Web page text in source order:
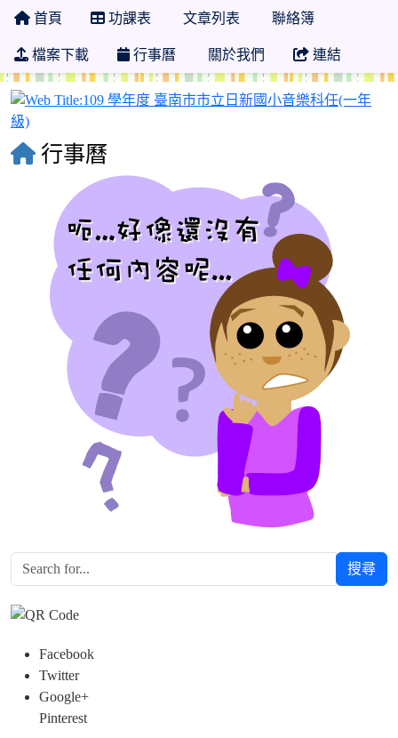
首頁 功課表 文章列表 聯絡簿
檔案下載 行事曆 關於我們 連結
行事曆
搜尋
Facebook
Twitter
Google+
Pinterest